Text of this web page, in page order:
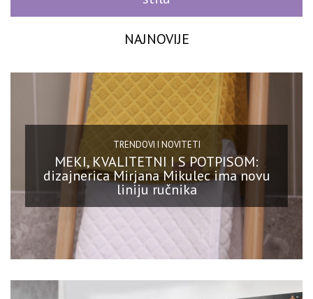
NAJNOVIJE
TRENDOVI I NOVITETI
MEKI, KVALITETNI I S POTPISOM:
dizajnerica Mirjana Mikulec ima novu
liniju ručnika